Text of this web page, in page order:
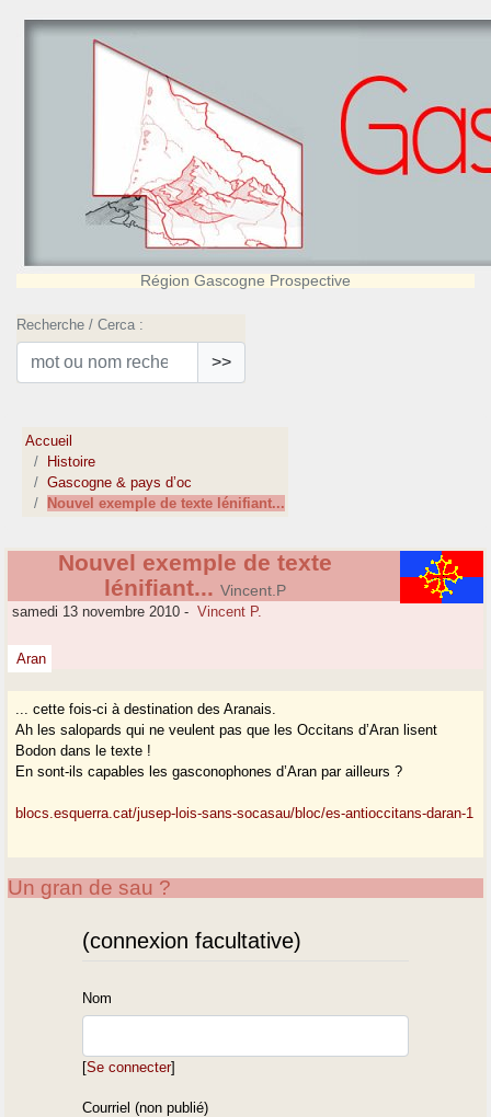
Région Gascogne Prospective
Recherche / Cerca :
>>
Accueil
Histoire
Gascogne & pays d’oc
Nouvel exemple de texte lénifiant...
Nouvel exemple de texte
lénifiant... Vincent.P
samedi 13 novembre 2010 - Vincent P.
Aran
... cette fois-ci à destination des Aranais.
Ah les salopards qui ne veulent pas que les Occitans d’Aran lisent
Bodon dans le texte !
En sont-ils capables les gasconophones d’Aran par ailleurs ?
blocs.esquerra.cat/jusep-lois-sans-socasau/bloc/es-antioccitans-daran-1
Un gran de sau ?
(connexion facultative)
Nom
[Se connecter]
Courriel (non publié)